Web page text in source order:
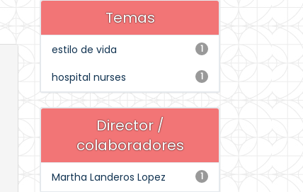
Temas
1
estilo de vida
1
hospital nurses
Director /
colaboradores
1
Martha Landeros Lopez